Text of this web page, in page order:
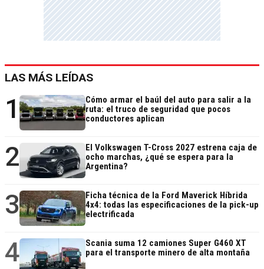
LAS MÁS LEÍDAS
1
Cómo armar el baúl del auto para salir a la
ruta: el truco de seguridad que pocos
conductores aplican
2
El Volkswagen T-Cross 2027 estrena caja de
ocho marchas, ¿qué se espera para la
Argentina?
3
Ficha técnica de la Ford Maverick Híbrida
4x4: todas las especificaciones de la pick-up
electrificada
4
Scania suma 12 camiones Super G460 XT
para el transporte minero de alta montaña